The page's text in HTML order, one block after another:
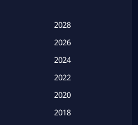
ร้างจากเรื่องจริง(2)
เรื่องจริง (16)
2028
2026
2024
2022
2020
2018